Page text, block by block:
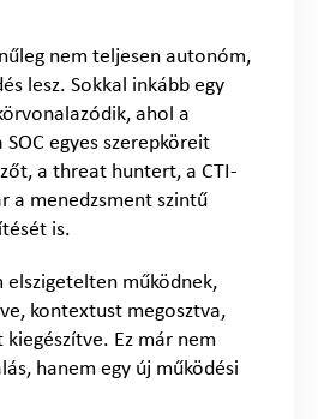
nem teljesen autonóm,
lesz. Sokkal inkább egy
ahol a
egyes szerepköreit
a threat huntert, a CTI-
a menedzsment szintű
is.
elszigetelten működnek,
kontextust megosztva,
Ez már nem
hanem egy új működési